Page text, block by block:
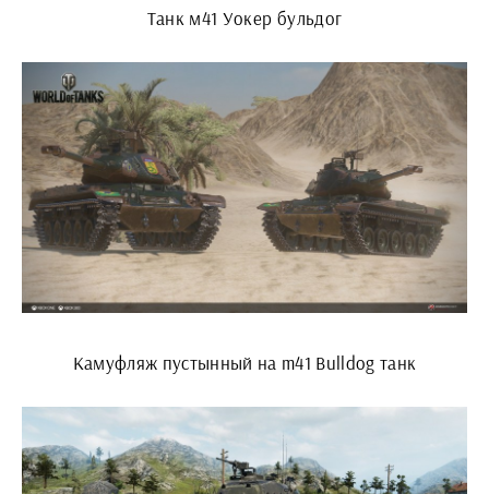
Танк м41 Уокер бульдог
Камуфляж пустынный на m41 Bulldog танк